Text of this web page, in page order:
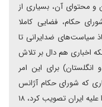
و محتوای آن، بسیاری از
حکام، فضایی کاملا
سیاست‌های ضدایرانی تا
اخباری هم دال بر تلاش
انگلستان) برای این امر
که شورای حکام آژانس
بین‌المللی انرژی اتمی با ۳۵ عضو، قطع‌نامه‌ای را علیه ایران تصویب کرد، ۱۸